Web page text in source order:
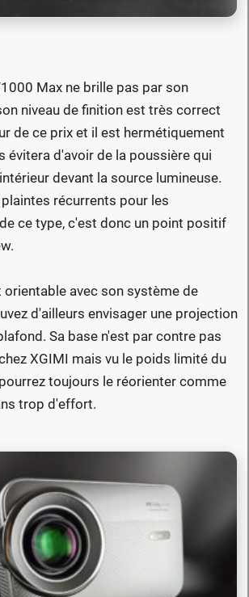
Max ne brille pas par son
niveau de finition est très correct
de ce prix et il est hermétiquement
évitera d'avoir de la poussière qui
devant la source lumineuse.
récurrents pour les
ce type, c'est donc un point positif
avec son système de
d'ailleurs envisager une projection
Sa base n'est par contre pas
XGIMI mais vu le poids limité du
toujours le réorienter comme
trop d'effort.